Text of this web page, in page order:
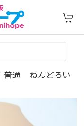
普通 ねんどろい